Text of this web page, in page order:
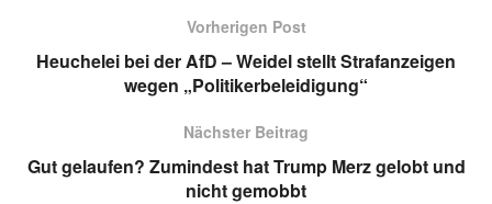
A a
m
dI
n
e
b
o
o
k
g
e
Vorherigen Post
Heuchelei bei der AfD – Weidel stellt Strafanzeigen
wegen „Politikerbeleidigung“
Nächster Beitrag
Gut gelaufen? Zumindest hat Trump Merz gelobt und
nicht gemobbt